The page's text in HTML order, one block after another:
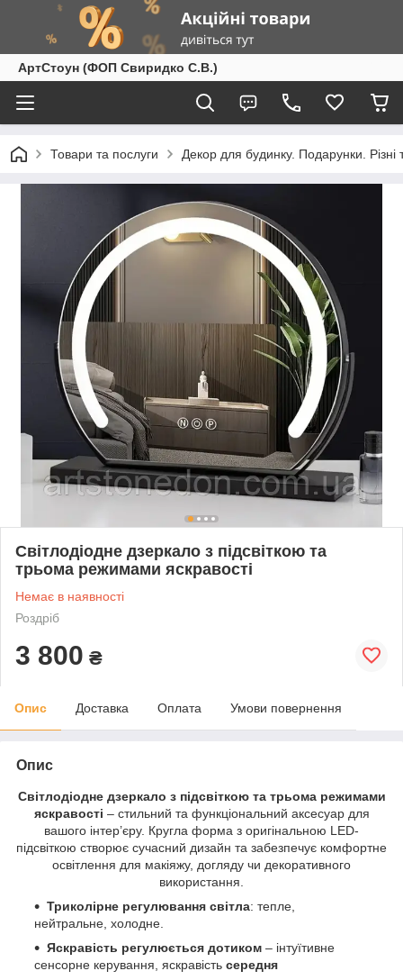
АртСтоун (ФОП Свиридко С.В.)
Товари та послуги Декор для будинку. Подарунки.
Світлодіодне дзеркало з підсвіткою та
трьома режимами яскравості
Немає в наявності
Роздріб
3 800 ₴
Опис Доставка Оплата Умови повернення
Опис
Світлодіодне дзеркало з підсвіткою та трьома режимами
яскравості – стильний та функціональний аксесуар для
вашого інтер’єру. Кругла форма з оригінальною LED-
підсвіткою створює сучасний дизайн та забезпечує комфортне
освітлення для макіяжу, догляду чи декоративного
використання.
Триколірне регулювання світла: тепле,
нейтральне, холодне.
Яскравість регулюється дотиком – інтуїтивне
сенсорне керування, яскравість середня